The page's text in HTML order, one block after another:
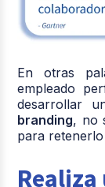
En otras
empleado
desarrollar
branding, no
para